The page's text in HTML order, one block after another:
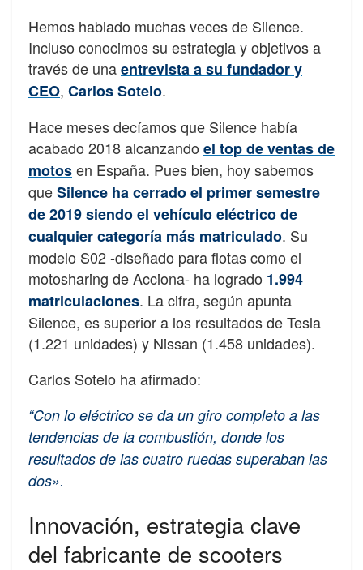
Hemos hablado muchas veces de Silence.
Incluso conocimos su estrategia y objetivos a
través de unaentrevista a su fundador y
CEO, Carlos Sotelo.
Hace meses decíamos que Silence había
acabado 2018 alcanzando el top de ventas de
motosen España. Pues bien, hoy sabemos
queSilence ha cerrado el primer semestre
de 2019 siendo el vehículo eléctrico de
cualquier categoría más matriculado. Su
modelo S02 -diseñado para flotas como el
motosharing de Acciona- ha logrado 1.994
matriculaciones. La cifra, según apunta
Silence, es superior a los resultados de Tesla
(1.221 unidades) y Nissan (1.458 unidades).
Carlos Sotelo ha afirmado:
“Con lo eléctrico se da un giro completo a las
tendencias de la combustión, donde los
resultados de las cuatro ruedas superaban las
dos».
Innovación, estrategia clave
del fabricante de scooters